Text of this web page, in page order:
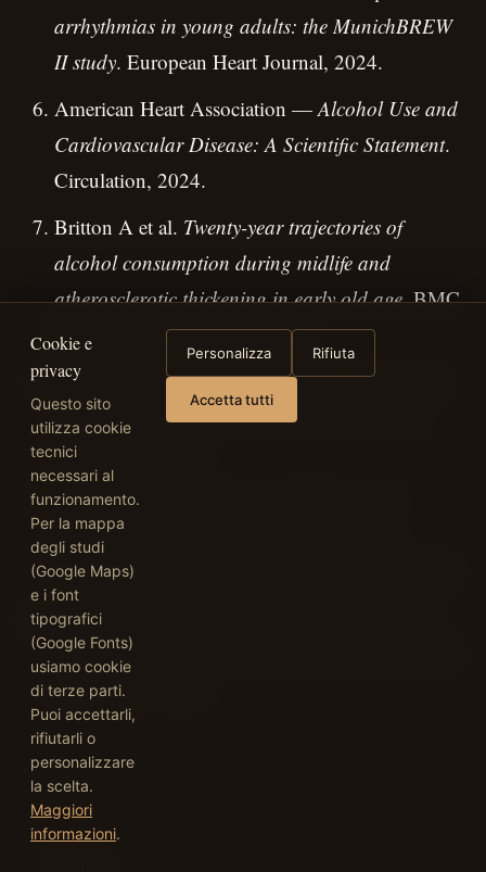
arrhythmias in young adults: the MunichBREW
II study. European Heart Journal, 2024.
American Heart Association —Alcohol Use and
Cardiovascular Disease: A Scientific Statement.
Circulation, 2024.
Britton A et al. Twenty-year trajectories of
alcohol consumption during midlife and
atherosclerotic thickening in early old age. BMC
Medicine, 2016 (Whitehall II).
GBD 2016 Alcohol Collaborators.Alcohol use
and burden for 195 countries and territories
The Lancet, 2018.
World Heart Federation —
Alcohol Consumption on Cardiovascular
Health: Myths and Measures
National Academies of Sciences, Engineering,
and Medicine —
and Health
Cookie e
privacy
Questo sito
utilizza cookie
tecnici
necessari al
funzionamento.
Per la mappa
degli studi
(Google Maps)
e i font
tipografici
(Google Fonts)
usiamo cookie
di terze parti.
Puoi accettarli,
rifiutarli o
personalizzare
la scelta.
Maggiori
informazioni.
Personalizza Rifiuta
Accetta tutti